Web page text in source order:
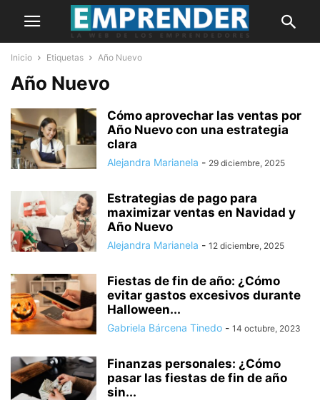
Inicio Etiquetas Año Nuevo
Año Nuevo
Cómo aprovechar las ventas por
Año Nuevo con una estrategia
clara
Alejandra Marianela - 29 diciembre, 2025
Estrategias de pago para
maximizar ventas en Navidad y
Año Nuevo
Alejandra Marianela - 12 diciembre, 2025
Fiestas de fin de año: ¿Cómo
evitar gastos excesivos durante
Halloween...
Gabriela Bárcena Tinedo - 14 octubre, 2023
Finanzas personales: ¿Cómo
pasar las fiestas de fin de año
sin...